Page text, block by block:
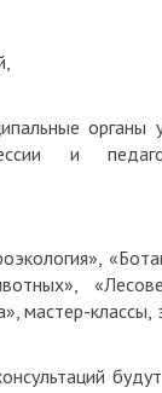
органы
и
мастер-классы,